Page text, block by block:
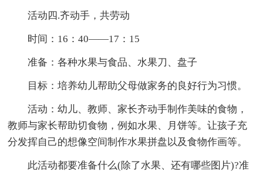
活动四.齐动手，共劳动
时间：16：40——17：15
准备：各种水果与食品、水果刀、盘子
目标：培养幼儿帮助父母做家务的良好行为习惯。
活动：幼儿、教师、家长齐动手制作美味的食物，
教师与家长帮助切食物，例如水果、月饼等。让孩子充
分发挥自己的想像空间制作水果拼盘以及食物作画等。
此活动都要准备什么(除了水果、还有哪些图片)?准